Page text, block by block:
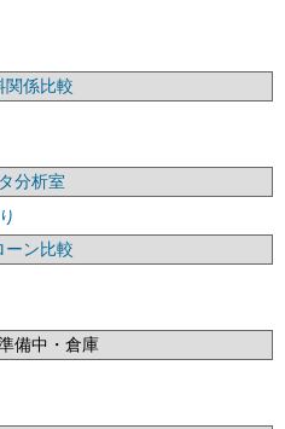
関係比較
分析室
ーン比較
備中・倉庫